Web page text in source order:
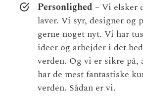
Personlighed – Vi elsker
laver. Vi syr, designer og
gerne noget nyt. Vi har
ideer og arbejder i det
verden. Og vi er sikre på,
har de mest fantastiske
verden. Sådan er vi.